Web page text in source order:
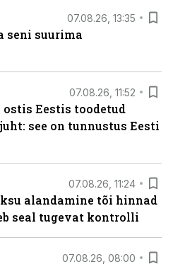
07.08.26, 13:35
seni suurima
07.08.26, 11:52
Eestis toodetud
see on tunnustus Eesti
07.08.26, 11:24
alandamine tõi hinnad
seal tugevat kontrolli
07.08.26, 08:00